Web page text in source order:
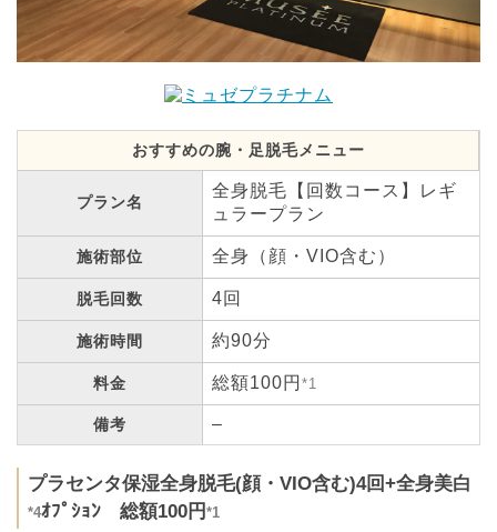
おすすめの腕・足脱毛メニュー
プラン名
全身脱毛【回数コース】レギ
ュラープラン
施術部位 全身（顔・VIO含む）
脱毛回数 4回
施術時間 約90分
料金 総額100円 *1
備考 –
プラセンタ保湿全身脱毛(顔・VIO含む)4回+全身美白
*4ｵﾌﾟｼｮﾝ 総額100円 *1